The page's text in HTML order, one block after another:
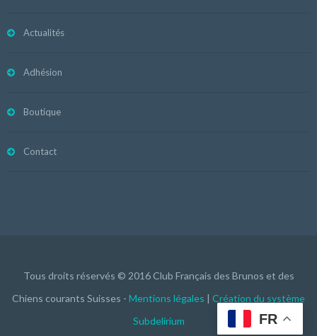
Actualités
Adhésion
Boutique
Contact
Tous droits réservés © 2016 Club Français des Brunos et des
Chiens courants Suisses - Mentions légales | Création du système
Subdelirium
FR